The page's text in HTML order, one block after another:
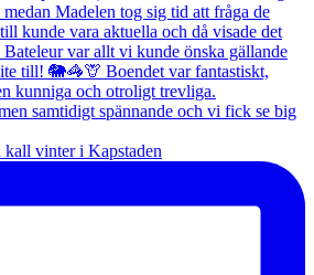
vinter i Kapstaden